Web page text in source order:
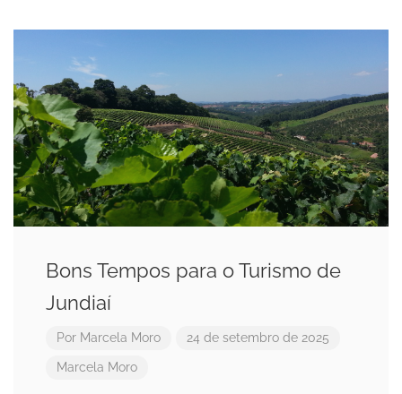
Bons Tempos para o Turismo de
Jundiaí
Por Marcela Moro 24 de setembro de 2025
Marcela Moro